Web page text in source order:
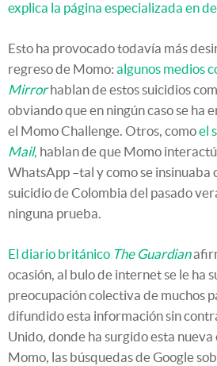
explica la página especializada en
Esto ha provocado todavía más
regreso de Momo: algunos medios
Mirrorhablan de estos suicidios
obviando que en ningún caso se ha
el Momo Challenge. Otros, comoel
Mail, hablan de que Momo
WhatsApp –tal y como se insinuaba
suicidio de Colombia del pasado
ninguna prueba.
El diario británico The Guardian
ocasión, al bulo de internet se le ha
preocupación colectiva de muchos
difundido esta información sin
Unido, donde ha surgido esta
Momo, las búsquedas de Google